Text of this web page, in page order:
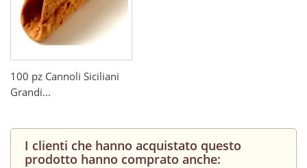
100 pz Cannoli Siciliani
Grandi...
I clienti che hanno acquistato questo
prodotto hanno comprato anche: